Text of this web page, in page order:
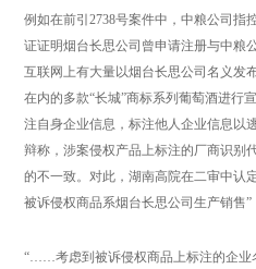
例如在前引2738号案件中，中粮公司指
证证明烟台长思公司曾申请注册与中粮
互联网上有大量以烟台长思公司名义发
在内的多款“长城”商标系列葡萄酒进行
注自身企业信息，标注他人企业信息以
辩称，涉案侵权产品上标注的厂商识别
的不一致。对此，湖南高院在二审中认
被诉侵权商品系烟台长思公司生产销售”
“……考虑到被诉侵权商品上标注的企业